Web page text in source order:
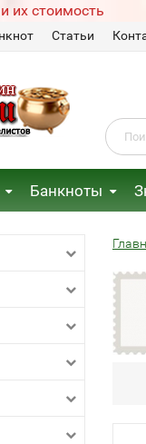
их стоимость
Статьи
Банкноты